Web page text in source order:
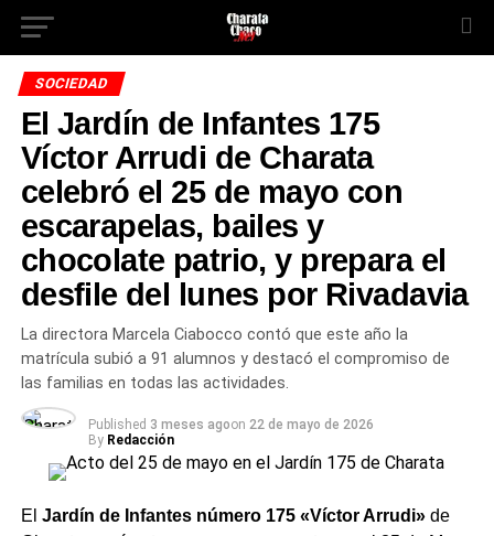
SOCIEDAD
El Jardín de Infantes 175
Víctor Arrudi de Charata
celebró el 25 de mayo con
escarapelas, bailes y
chocolate patrio, y prepara el
desfile del lunes por Rivadavia
La directora Marcela Ciabocco contó que este año la
matrícula subió a 91 alumnos y destacó el compromiso de
las familias en todas las actividades.
Published 3 meses agoon 22 de mayo de 2026
By Redacción
El Jardín de Infantes número 175 «Víctor Arrudi»de